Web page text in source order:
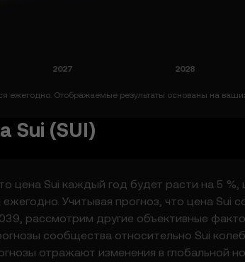
ежегодно. Отображаемые результаты основаны на
Sui (SUI)
цена Sui каждый год будет расти на 5
ежегодно. Учитывая прогноз, что цена Sui
рассмотрим другие объективные
сообщества относительно Sui
отражают изменения в глобальной